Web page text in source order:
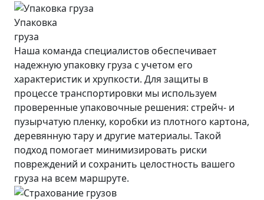
Упаковка
груза
Наша команда специалистов обеспечивает
надежную упаковку груза с учетом его
характеристик и хрупкости. Для защиты в
процессе транспортировки мы используем
проверенные упаковочные решения: стрейч- и
пузырчатую пленку, коробки из плотного картона,
деревянную тару и другие материалы. Такой
подход помогает минимизировать риски
повреждений и сохранить целостность вашего
груза на всем маршруте.